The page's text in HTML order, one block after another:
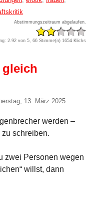
Abstimmungszeitraum abgelaufen.
2.92 von 5, 66 Stimme(n) 1654 Klicks
13. März 2025
werden –
schreiben.
zwei Personen wegen
willst, dann